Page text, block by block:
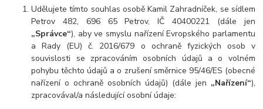
Udělujete tímto souhlas osobě Kamil Zahradníček, se sídlem
Petrov 482, 696 65 Petrov, IČ 40400221 (dále jen
„Správce“), aby ve smyslu nařízení Evropského parlamentu
a Rady (EU) č. 2016/679 o ochraně fyzických osob v
souvislosti se zpracováním osobních údajů a o volném
pohybu těchto údajů a o zrušení směrnice 95/46/ES (obecné
nařízení o ochraně osobních údajů) (dále jen „Nařízení“),
zpracovával/a následující osobní údaje: